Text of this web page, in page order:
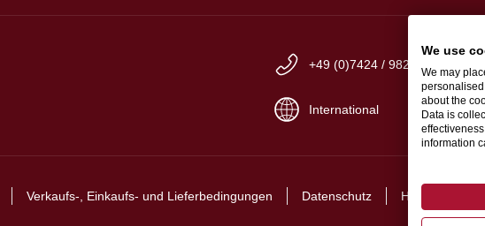
+49 (0)7424 / 9825-0
International
Verkaufs-, Einkaufs- und Lieferbedingungen Datenschutz
We use
We may
about the
Data is
information